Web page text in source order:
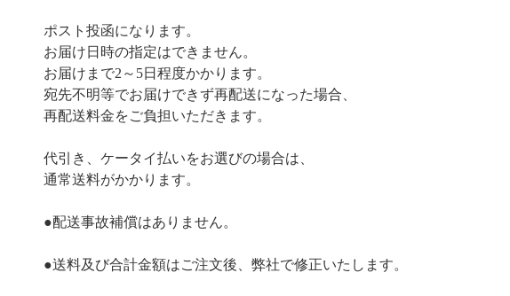
ポスト投函になります。
お届け日時の指定はできません。
お届けまで2～5日程度かかります。
宛先不明等でお届けできず再配送になった場合、
再配送料金をご負担いただきます。
代引き、ケータイ払いをお選びの場合は、
通常送料がかかります。
●配送事故補償はありません。
●送料及び合計金額はご注文後、弊社で修正いたします。